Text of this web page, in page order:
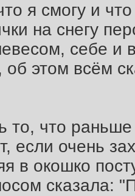
я смогу и
на снегу
себе и
этом всём
то, что
если очень
в окошко
сказала: